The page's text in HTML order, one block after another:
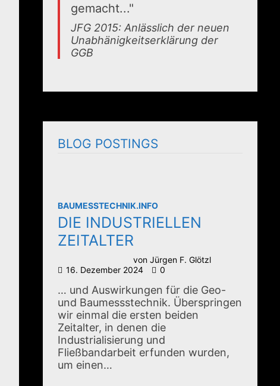
gemacht..."
JFG 2015: Anlässlich der neuen
Unabhänigkeitserklärung der
GGB
BLOG POSTINGS
BAUMESSTECHNIK.INFO
DIE INDUSTRIELLEN
ZEITALTER
vonJürgen F. Glötzl
16. Dezember 2024
0
… und Auswirkungen für die Geo-
und Baumessstechnik. Überspringen
wir einmal die ersten beiden
Zeitalter, in denen die
Industrialisierung und
Fließbandarbeit erfunden wurden,
um einen…